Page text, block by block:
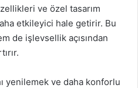
ve özel tasarım
etkileyici hale getirir. Bu
de işlevsellik açısından
yenilemek ve daha konforlu